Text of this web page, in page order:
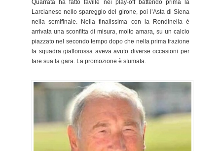
Quarrata ha fatto faville nei play-off battendo prima la
Larcianese nello spareggio del girone, poi l’Asta di Siena
nella semifinale. Nella finalissima con la Rondinella è
arrivata una sconfitta di misura, molto amara, su un calcio
piazzato nel secondo tempo dopo che nella prima frazione
la squadra giallorossa aveva avuto diverse occasioni per
fare sua la gara. La promozione è sfumata.